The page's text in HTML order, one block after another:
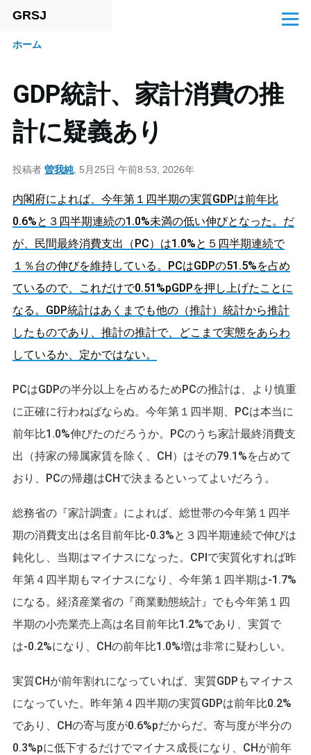
メインコンテンツに移動
GRSJ
メ
ン
く
ず
ホーム
GDP統計、家計消費の推
計に疑義あり
投稿者 曽我純, 5月25日 午前8:53, 2026年
内閣府によれば、今年第１四半期の実質GDPは前年比
0.6%と３四半期連続の1.0%未満の低い伸びとなった。だ
が、民間最終消費支出（PC）は1.0%と５四半期連続で
１％台の伸びを維持している。PCはGDPの51.5%を占め
ているので、これだけで0.51%pGDPを押し上げたことに
なる。GDP統計はあくまでも他の（推計）統計から推計
したものであり、推計の推計で、どこまで実態をあらわ
しているか、定かではない。
PCはGDPの半分以上を占めるためPCの推計は、より慎重
に正確に行わねばならぬ。今年第１四半期、PCは本当に
前年比1.0%伸びたのだろうか。PCのうち家計最終消費支
出（持家の帰属家賃を除く、CH）はその79.1%を占めて
おり、PCの帰趨はCHで決まるといってよいだろう。
総務省の『家計調査』によれば、総世帯の今年第１四半
期の消費支出は名目前年比-0.3%と３四半期連続で伸びは
鈍化し、当期はマイナスになった。CPIで実質化すれば昨
年第４四半期もマイナスになり、今年第１四半期は-1.7%
になる。経済産業省の『商業動態統計』でも今年第１四
半期の小売業売上高は名目前年比1.2%であり、実質で
は-0.2%になり、CHの前年比1.0%増は非常に疑わしい。
実質CHが前年割れになっていれば、実質GDPもマイナス
になっていた。昨年第４四半期の実質GDPは前年比0.2%
であり、CHの寄与度が0.6%pだからだ。寄与度が半分の
0.3%pに低下するだけでマイナス成長になり、CHが前年